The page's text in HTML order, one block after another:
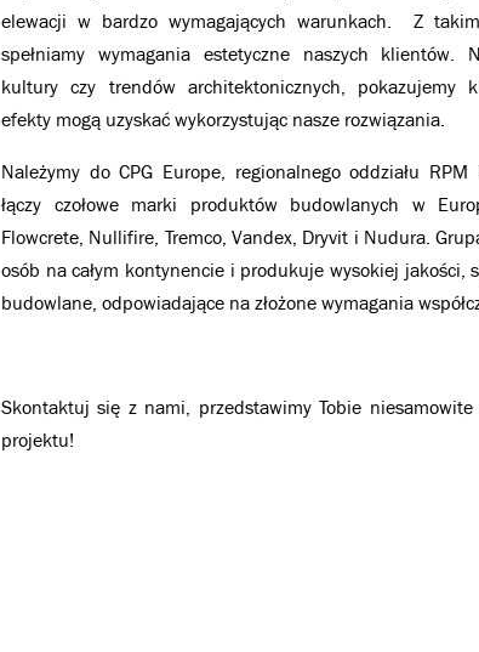
elewacji w bardzo wymagających warunkach. Z
spełniamy wymagania estetyczne naszych klientów.
kultury czy trendów architektonicznych, pokazujemy
efekty mogą uzyskać wykorzystując nasze rozwiązania.
Należymy do CPG Europe, regionalnego oddziału
łączy czołowe marki produktów budowlanych w
Flowcrete, Nullifire, Tremco, Vandex, Dryvit i Nudura.
osób na całym kontynencie i produkuje wysokiej jakości,
budowlane, odpowiadające na złożone wymagania
Skontaktuj się z nami, przedstawimy Tobie niesamowite
projektu!